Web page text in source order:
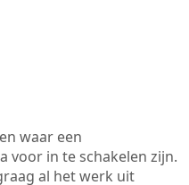
waar een
voor in te schakelen zijn.
al het werk uit